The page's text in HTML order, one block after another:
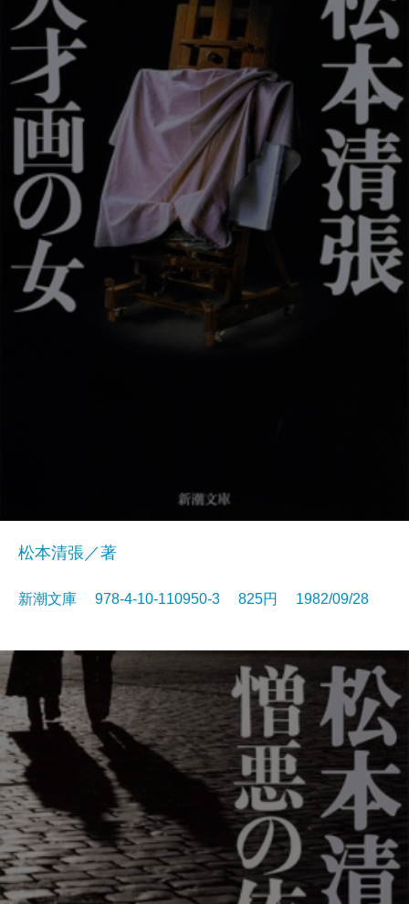
松本清張／著
新潮文庫 978-4-10-110950-3 825円 1982/09/28